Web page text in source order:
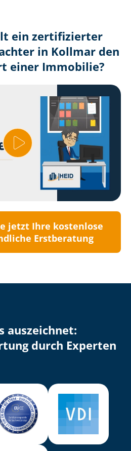
ein zertifizierter
in Kollmar den
einer Immobilie?
jetzt Ihre kostenlose
Erstberatung
auszeichnet:
durch Experten